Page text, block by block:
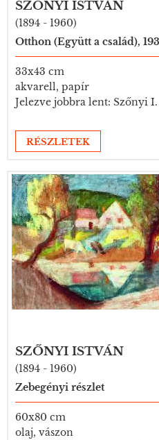
SZŐNYI ISTVÁN
(1894 - 1960)
Otthon (Együtt a család),
33x43 cm
akvarell, papír
Jelezve jobbra lent: Szőnyi I.
RÉSZLETEK
SZŐNYI ISTVÁN
(1894 - 1960)
Zebegényi részlet
60x80 cm
olaj, vászon